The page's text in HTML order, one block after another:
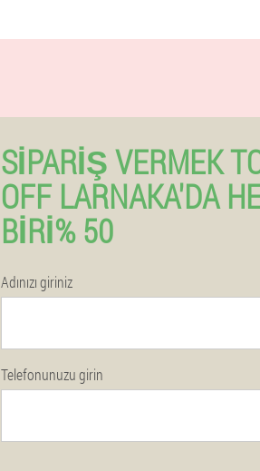
SIPARIŞ VERMEK
OFF LARNAKA'DA
BIRI% 50
Adınızı giriniz
Telefonunuzu girin